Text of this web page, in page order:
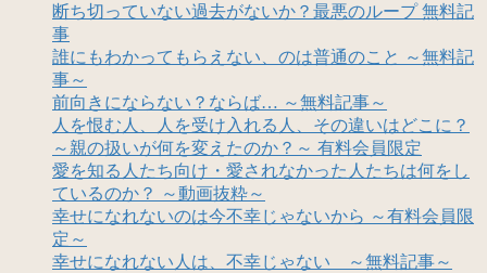
断ち切っていない過去がないか？最悪のループ 無料記
事
誰にもわかってもらえない、のは普通のこと ～無料記
事～
前向きにならない？ならば… ～無料記事～
人を恨む人、人を受け入れる人、その違いはどこに？
～親の扱いが何を変えたのか？～ 有料会員限定
愛を知る人たち向け・愛されなかった人たちは何をし
ているのか？ ～動画抜粋～
幸せになれないのは今不幸じゃないから ～有料会員限
定～
幸せになれない人は、不幸じゃない ～無料記事～